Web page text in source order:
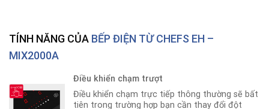
TÍNH NĂNG CỦA BẾP ĐIỆN TỪ CHEFS EH –
MIX2000A
Điều khiển chạm trượt
Điều khiển chạm trực tiếp thông thường sẽ bất
tiên trong trường hợp bạn cần thay đổi đột